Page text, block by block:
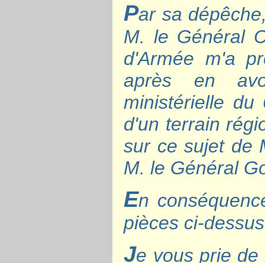
Par sa
M. le Général
d'Armée m'a
après en
ministérielle
d'un terrain
sur ce sujet de
M. le Général
En
pièces ci-
Je vous prie